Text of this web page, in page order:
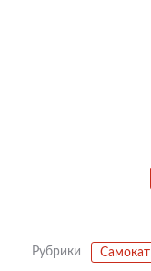
Рубрики Самокат